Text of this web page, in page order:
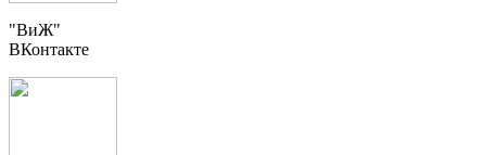
"ВиЖ"
ВКонтакте